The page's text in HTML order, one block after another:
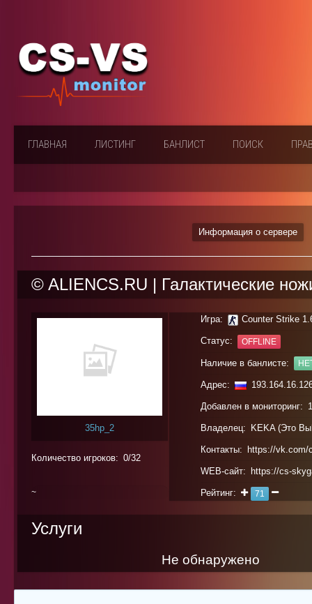
ГЛАВНАЯ ЛИСТИНГ БАНЛИСТ ПОИСК
Информация о сервере
© ALIENCS.RU | Галактические
35hp_2
Количество игроков: 0/32
~
Игра: Counter Strike
Статус: OFFLINE
Наличие в банлисте:
Адрес:
Добавлен в мониторинг:
Владелец: KEKA (Это
Контакты: https://vk.com/
WEB-сайт: https://cs-
Рейтинг: 71
Услуги
Не обнаружено